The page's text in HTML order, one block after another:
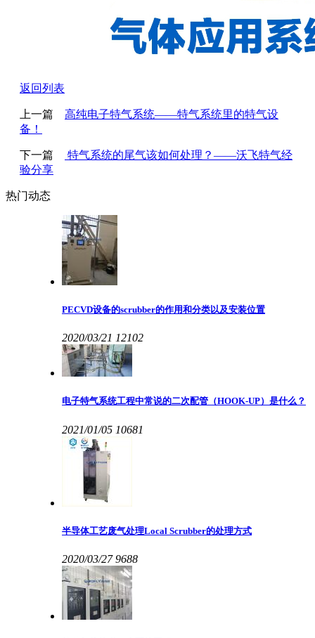
返回列表
上一篇 高纯电子特气系统——特气系统里的特气设
备！
下一篇
特气系统的尾气该如何处理？——沃飞特气经
验分享
热门动态
PECVD设备的scrubber的作用和分类以及安装位置
2020/03/21 12102
电子特气系统工程中常说的二次配管（HOOK-UP）是什么？
2021/01/05 10681
半导体工艺废气处理Local Scrubber的处理方式
2020/03/27 9688